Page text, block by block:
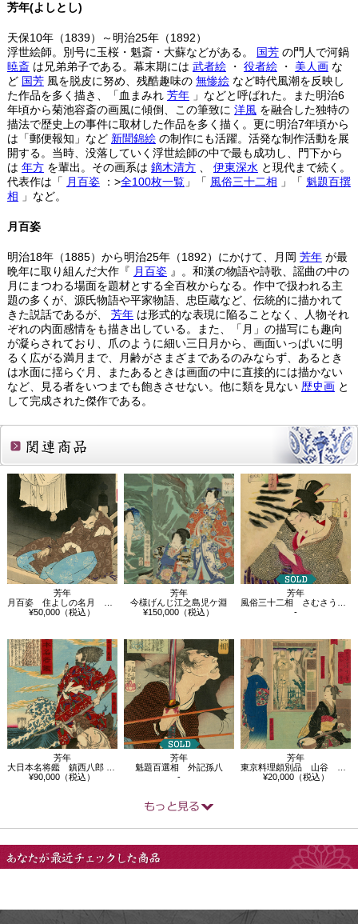
芳年(よしとし)
天保10年（1839）～明治25年（1892）
浮世絵師。別号に玉桜・魁斎・大蘇などがある。 国芳の門人で河鍋
暁斎は兄弟弟子である。幕末期には 武者絵・ 役者絵・ 美人画な
ど 国芳風を脱皮に努め、残酷趣味の 無惨絵など時代風潮を反映し
た作品を多く描き、「血まみれ 芳年」などと呼ばれた。また明治6
年頃から菊池容斎の画風に傾倒、この筆致に 洋風を融合した独特の
描法で歴史上の事件に取材した作品を多く描く。更に明治7年頃から
は「郵便報知」など 新聞錦絵の制作にも活躍。活発な制作活動を展
開する。当時、没落していく浮世絵師の中で最も成功し、門下から
は 年方を輩出。その画系は 鏑木清方、 伊東深水 と現代まで続く。
代表作は「 月百姿：>全100枚一覧」「 風俗三十二相 」「 魁題百撰
相 」など。
月百姿
明治18年（1885）から明治25年（1892）にかけて、月岡 芳年が最
晩年に取り組んだ大作『 月百姿』。和漢の物語や詩歌、謡曲の中の
月にまつわる場面を題材とする全百枚からなる。作中で扱われる主
題の多くが、源氏物語や平家物語、忠臣蔵など、伝統的に描かれて
きた説話であるが、 芳年は形式的な表現に陥ることなく、人物それ
ぞれの内面感情をも描き出している。また、「月」の描写にも趣向
が凝らされており、爪のように細い三日月から、画面いっぱいに明
るく広がる満月まで、月齢がさまざまであるのみならず、あるとき
は水面に揺らぐ月、またあるときは画面の中に直接的には描かない
など、見る者をいつまでも飽きさせない。他に類を見ない 歴史画と
して完成された傑作である。
関連商品
芳年
月百姿 住よしの名月 定家卿
¥50,000（税込）
芳年
今様げんじ江之島児ケ淵
¥150,000（税込）
芳年
風俗三十二相 さむさう 天保年間 深川…
-
芳年
大日本名将鑑 鎮西八郎 為朝 鬼夜叉
¥90,000（税込）
芳年
魁題百選相 外記孫八
-
芳年
東京料理頗別品 山谷 八百善
¥20,000（税込）